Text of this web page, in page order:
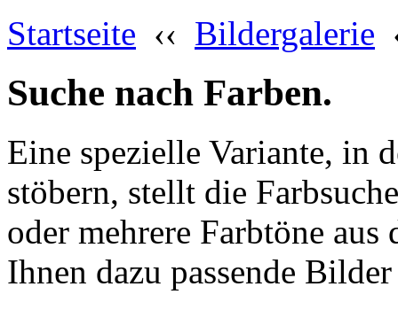
Startseite ‹‹ Bildergalerie
Suche nach Farben.
Eine spezielle Variante, in
stöbern, stellt die
oder mehrere Farbtöne
Ihnen dazu passende